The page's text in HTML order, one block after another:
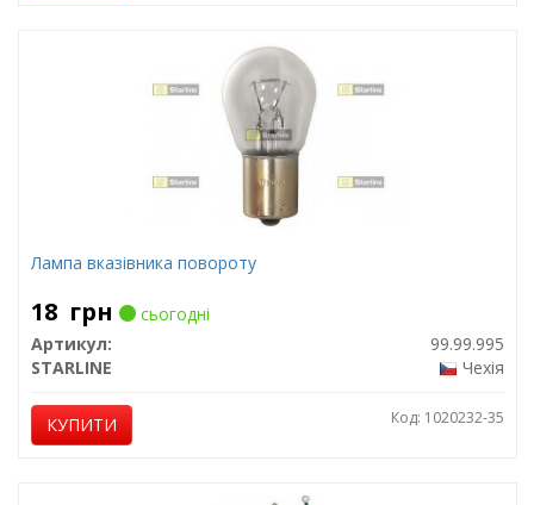
Лампа вказівника повороту
18 грн
сьогодні
Артикул:
99.99.995
STARLINE
Чехія
КУПИТИ Код: 1020232-35